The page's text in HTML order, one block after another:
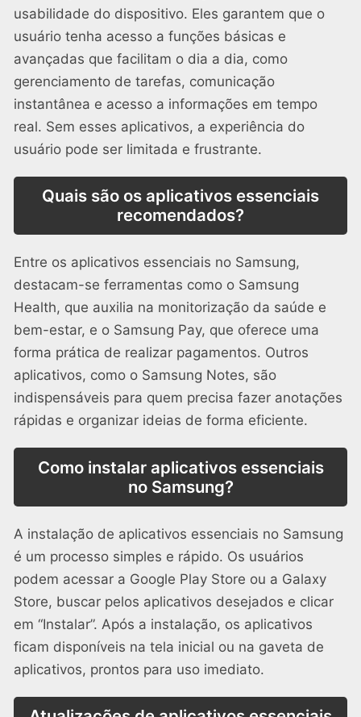
usabilidade do dispositivo. Eles garantem que o
usuário tenha acesso a funções básicas e
avançadas que facilitam o dia a dia, como
gerenciamento de tarefas, comunicação
instantânea e acesso a informações em tempo
real. Sem esses aplicativos, a experiência do
usuário pode ser limitada e frustrante.
Quais são os aplicativos essenciais
recomendados?
Entre os aplicativos essenciais no Samsung,
destacam-se ferramentas como o Samsung
Health, que auxilia na monitorização da saúde e
bem-estar, e o Samsung Pay, que oferece uma
forma prática de realizar pagamentos. Outros
aplicativos, como o Samsung Notes, são
indispensáveis para quem precisa fazer anotações
rápidas e organizar ideias de forma eficiente.
Como instalar aplicativos essenciais
no Samsung?
A instalação de aplicativos essenciais no Samsung
é um processo simples e rápido. Os usuários
podem acessar a Google Play Store ou a Galaxy
Store, buscar pelos aplicativos desejados e clicar
em “Instalar”. Após a instalação, os aplicativos
ficam disponíveis na tela inicial ou na gaveta de
aplicativos, prontos para uso imediato.